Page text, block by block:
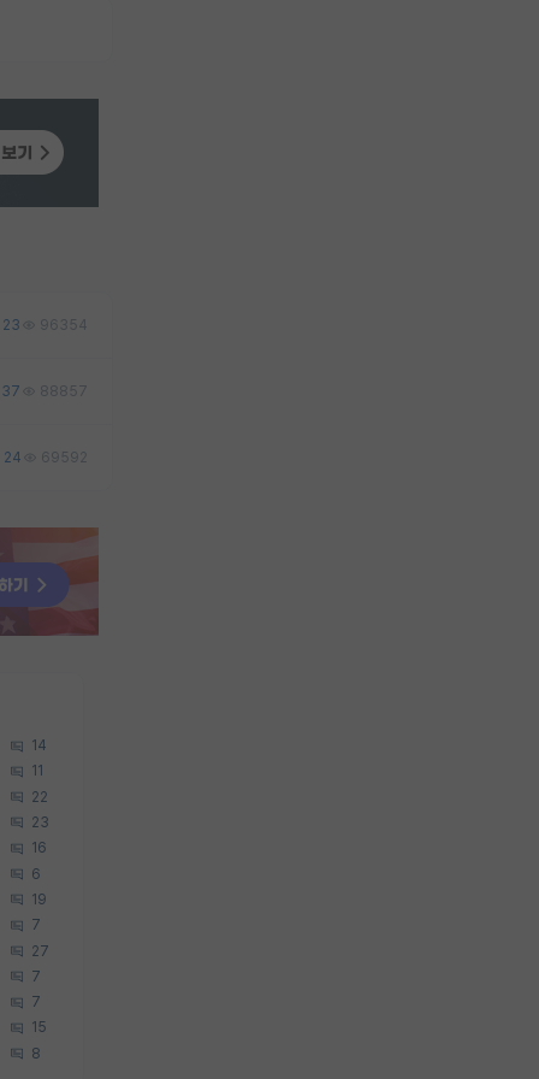
23 96354
37 88857
24 69592
14
11
22
23
16
6
19
7
27
7
7
15
8